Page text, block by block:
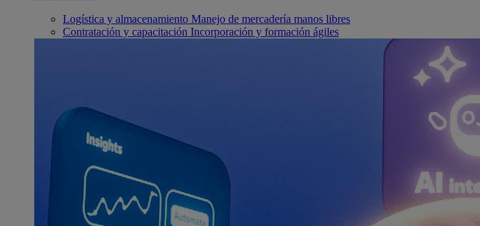
Logística y almacenamiento Manejo de mercadería manos libres
Contratación y capacitación Incorporación y formación ágiles